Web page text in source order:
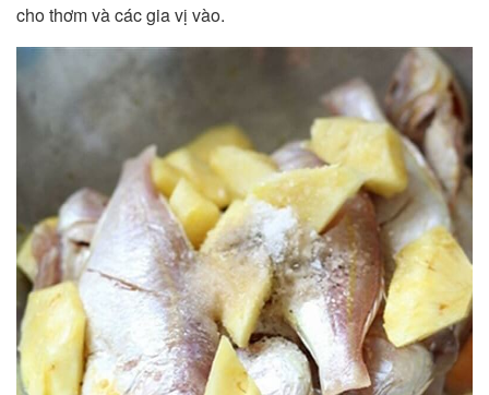
cho thơm và các gia vị vào.